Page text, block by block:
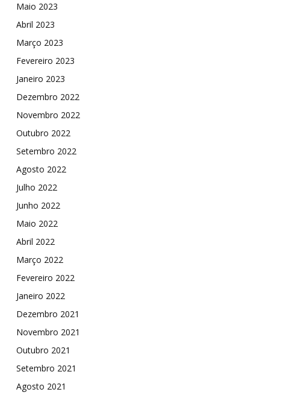
Maio 2023
Abril 2023
Março 2023
Fevereiro 2023
Janeiro 2023
Dezembro 2022
Novembro 2022
Outubro 2022
Setembro 2022
Agosto 2022
Julho 2022
Junho 2022
Maio 2022
Abril 2022
Março 2022
Fevereiro 2022
Janeiro 2022
Dezembro 2021
Novembro 2021
Outubro 2021
Setembro 2021
Agosto 2021